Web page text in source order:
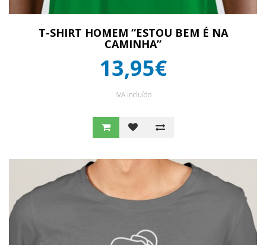
T-SHIRT HOMEM “ESTOU BEM É NA
CAMINHA”
13,95€
IVA Incluído